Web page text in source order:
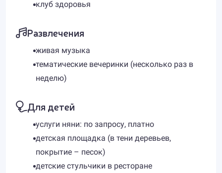
клуб здоровья
Развлечения
живая музыка
тематические вечеринки (несколько раз в
неделю)
Для детей
услуги няни: по запросу, платно
детская площадка (в тени деревьев,
покрытие – песок)
детские стульчики в ресторане